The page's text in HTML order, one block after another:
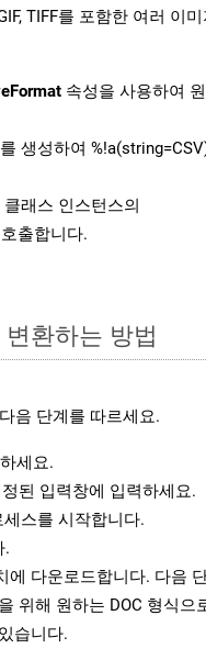
TIFF를 포함한 여러 이
속성을 사용하여
생성하여
래스 인스턴스의
출합니다.
환하는 방법
음 단계를 따르세요.
세요.
된 입력창에 입력하세요.
세스를 시작합니다.
.
에 다운로드합니다. 다음
위해 원하는 DOC 형식으
습니다.